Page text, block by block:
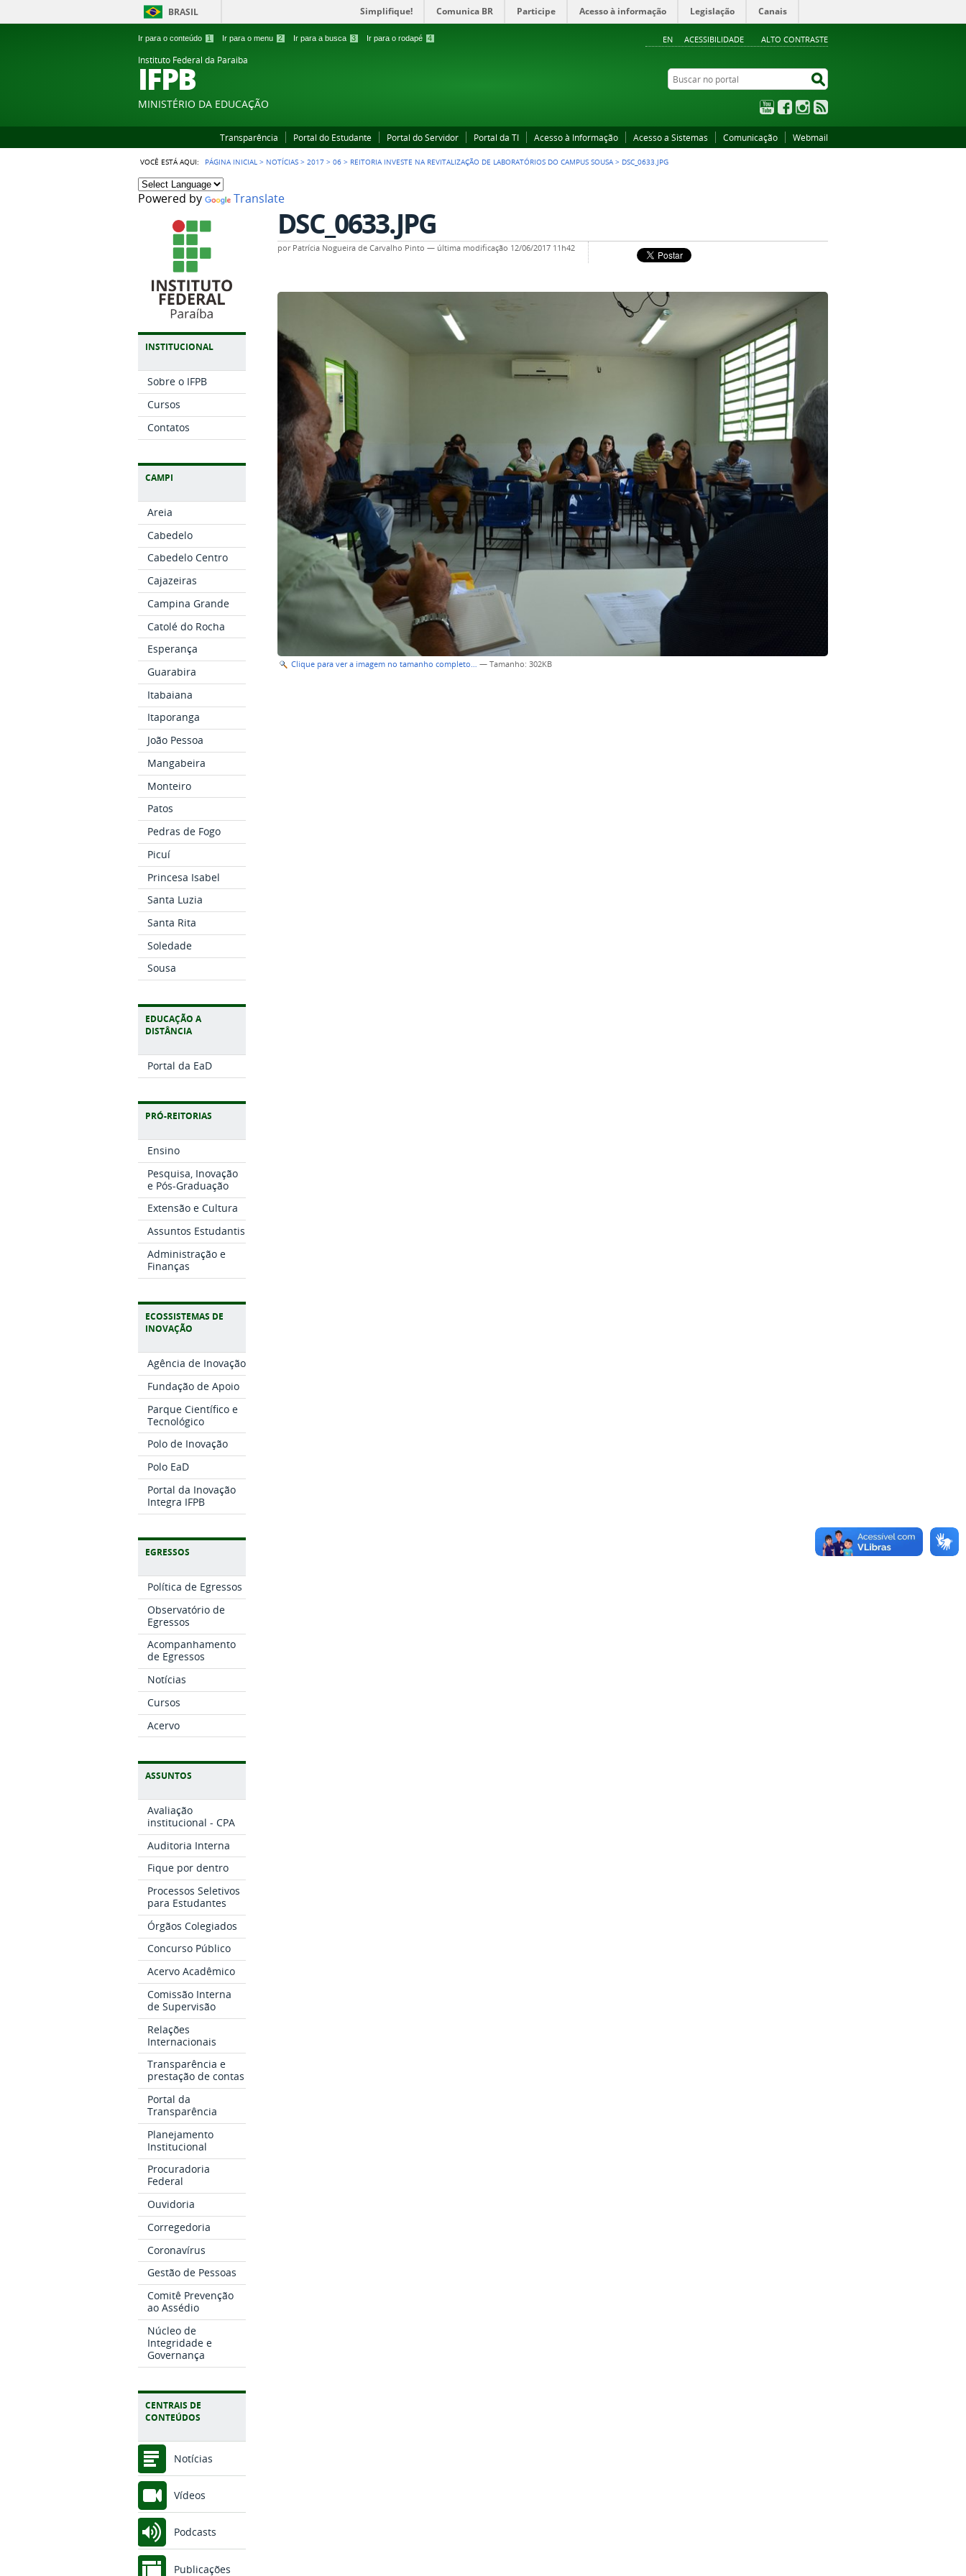
BRASIL Simplifique! Comunica BR Participe Acesso à informação Legislação Canais
Ir para o conteúdo 1 Ir para o menu 2 Ir para a busca 3 Ir para o rodapé 4 EN ACESSIBILIDADE ALTO CONTRASTE
Instituto Federal da Paraiba
IFPB
MINISTÉRIO DA EDUCAÇÃO
Buscar no portal
YouTubeFacebookInstagram
Transparência Portal do Estudante Portal do Servidor Portal da TI Acesso à Informação Acesso a Sistemas Comunicação Webmail
VOCÊ ESTÁ AQUI: PÁGINA INICIAL > NOTÍCIAS >2017 >06 > REITORIA INVESTE NA REVITALIZAÇÃO DE LABORATÓRIOS DO CAMPUS SOUSA > DSC_0633.JPG
Powered by Translate
INSTITUCIONAL
Sobre o IFPB
Cursos
Contatos
CAMPI
Areia
Cabedelo
Cabedelo Centro
Cajazeiras
Campina Grande
Catolé do Rocha
Esperança
Guarabira
Itabaiana
Itaporanga
João Pessoa
Mangabeira
Monteiro
Patos
Pedras de Fogo
Picuí
Princesa Isabel
Santa Luzia
Santa Rita
Soledade
Sousa
EDUCAÇÃO A
DISTÂNCIA
Portal da EaD
PRÓ-REITORIAS
Ensino
Pesquisa, Inovação
e Pós-Graduação
Extensão e Cultura
Assuntos Estudantis
Administração e
Finanças
ECOSSISTEMAS DE
INOVAÇÃO
Agência de Inovação
Fundação de Apoio
Parque Científico e
Tecnológico
Polo de Inovação
Polo EaD
Portal da Inovação
Integra IFPB
EGRESSOS
Política de Egressos
Observatório de
Egressos
Acompanhamento
de Egressos
Notícias
Cursos
Acervo
ASSUNTOS
Avaliação
institucional - CPA
Auditoria Interna
Fique por dentro
Processos Seletivos
para Estudantes
Órgãos Colegiados
Concurso Público
Acervo Acadêmico
Comissão Interna
de Supervisão
Relações
Internacionais
Transparência e
prestação de contas
Portal da
Transparência
Planejamento
Institucional
Procuradoria
Federal
Ouvidoria
Corregedoria
Coronavírus
Gestão de Pessoas
Comitê Prevenção
ao Assédio
Núcleo de
Integridade e
Governança
CENTRAIS DE
CONTEÚDOS
Notícias
Vídeos
Podcasts
Publicações
DSC_0633.JPG
por Patrícia Nogueira de Carvalho Pinto — última modificação 12/06/2017 11h42
Clique para ver a imagem no tamanho completo… —Tamanho: 302KB